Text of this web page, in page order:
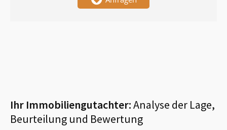
Ihr Immobiliengutachter:Analyse der Lage,
Beurteilung und Bewertung